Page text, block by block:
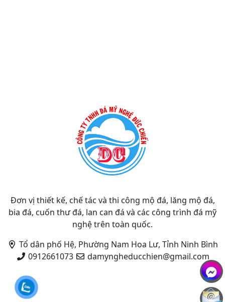
Đơn vị thiết kế, chế tác và thi công mộ đá, lăng mộ đá,
bia đá, cuốn thư đá, lan can đá và các công trình đá mỹ
nghệ trên toàn quốc.
Tổ dân phố Hệ, Phường Nam Hoa Lư, Tỉnh Ninh Bình
0912661073
damyngheducchien@gmail.com